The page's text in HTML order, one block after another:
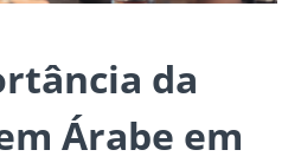
da
Árabe em